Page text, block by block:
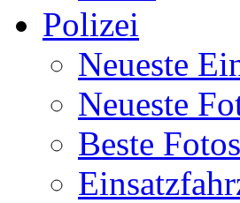
Polizei
Neueste
Neueste
Beste Fotos